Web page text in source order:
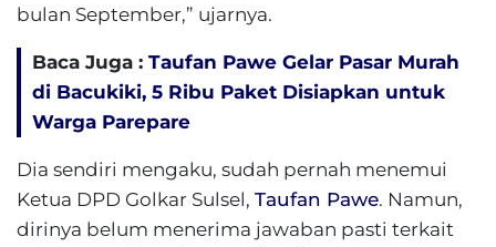
bulan September,” ujarnya.
Baca Juga : Taufan Pawe Gelar Pasar Murah
di Bacukiki, 5 Ribu Paket Disiapkan untuk
Warga Parepare
Dia sendiri mengaku, sudah pernah menemui
Ketua DPD Golkar Sulsel, Taufan Pawe. Namun,
dirinya belum menerima jawaban pasti terkait